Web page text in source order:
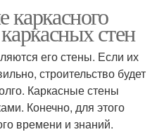
каркасного
стен
его стены. Если их
строительство будет
Каркасные стены
Конечно, для этого
времени и знаний.